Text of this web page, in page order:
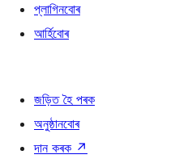
প্লাগিনবোৰ
আৰ্হিবোৰ
জড়িত হৈ পৰক
অনুষ্ঠানবোৰ
দান কৰক ↗